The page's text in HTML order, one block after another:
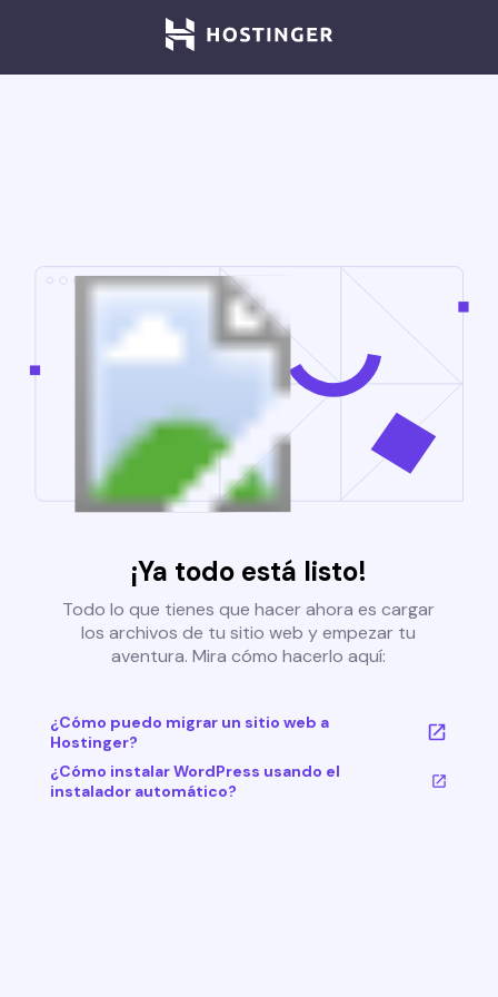
¡Ya todo está listo!
Todo lo que tienes que hacer ahora es cargar
los archivos de tu sitio web y empezar tu
aventura. Mira cómo hacerlo aquí:
¿Cómo puedo migrar un sitio web a
Hostinger?
¿Cómo instalar WordPress usando el
instalador automático?